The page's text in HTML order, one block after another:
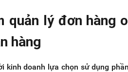
quản lý đơn hàng
hàng
kinh doanh lựa chọn sử dụng